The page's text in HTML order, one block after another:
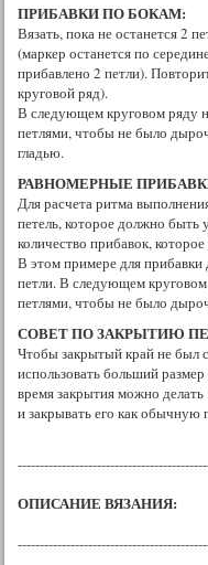
ПРИБАВКИ ПО БОКАМ:
Вязать, пока не останется 2
(маркер останется по
прибавлено 2 петли).
круговой ряд).
В следующем круговом ряду
петлями, чтобы не было
гладью.
РАВНОМЕРНЫЕ
Для расчета ритма
петель, которое должно быть
количество прибавок,
В этом примере для
петли. В следующем
петлями, чтобы не было
СОВЕТ ПО ЗАКРЫТИЮ
Чтобы закрытый край не был
использовать больший
время закрытия можно
и закрывать его как обычную
ОПИСАНИЕ ВЯЗАНИЯ: